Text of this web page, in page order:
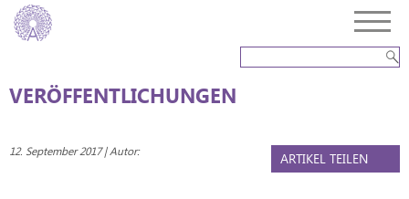
VERÖFFENTLICHUNGEN
12. September 2017 | Autor: ARTIKEL TEILEN